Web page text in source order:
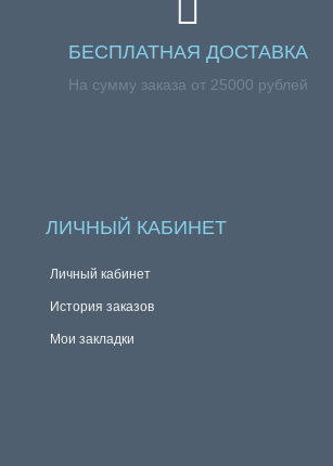
БЕСПЛАТНАЯ ДОСТАВКА
На сумму заказа от 25000 рублей
ЛИЧНЫЙ КАБИНЕТ
Личный кабинет
История заказов
Мои закладки